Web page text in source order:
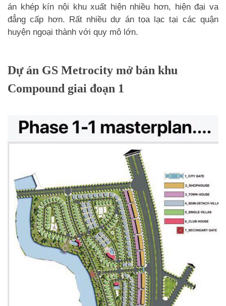
án khép kín nội khu xuất hiện nhiều hơn, hiện đại va
đẳng cấp hơn. Rất nhiều dự án tọa lạc tại các quận
huyện ngoại thành với quy mô lớn.
Dự án GS Metrocity mở bán khu
Compound giai đoạn 1